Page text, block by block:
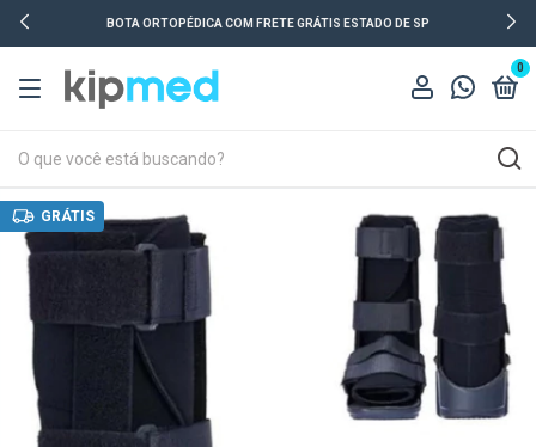
BOTA ORTOPÉDICA COM FRETE GRÁTIS ESTADO DE SP
0
GRÁTIS